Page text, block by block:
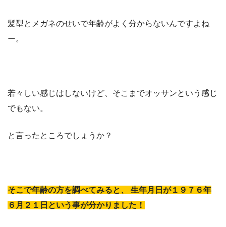
髪型とメガネのせいで年齢がよく分からないんですよね
ー。
若々しい感じはしないけど、そこまでオッサンという感じ
でもない。
と言ったところでしょうか？
そこで年齢の方を調べてみると、 生年月日が１９７６年
６月２１日という事が分かりました！